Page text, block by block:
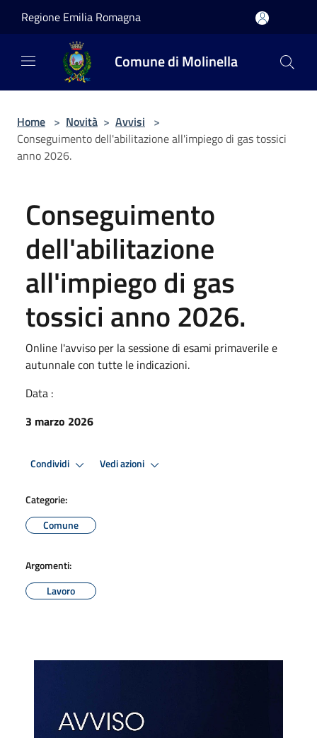
Regione Emilia Romagna
Comune di Molinella
Home > Novità > Avvisi >
Conseguimento dell'abilitazione all'impiego di gas tossici
anno 2026.
Conseguimento
dell'abilitazione
all'impiego di gas
tossici anno 2026.
Online l'avviso per la sessione di esami primaverile e
autunnale con tutte le indicazioni.
Data :
3 marzo 2026
Condividi Vedi azioni
Categorie:
Comune
Argomenti:
Lavoro